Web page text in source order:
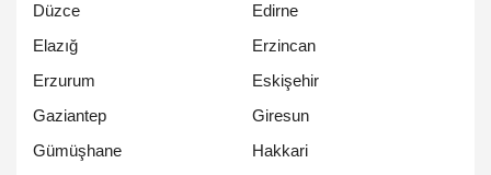
Düzce
Edirne
Elazığ
Erzincan
Erzurum
Eskişehir
Gaziantep
Giresun
Gümüşhane
Hakkari